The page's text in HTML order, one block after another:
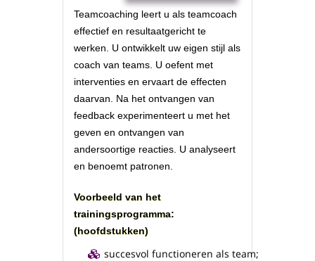
Teamcoaching leert u als teamcoach
effectief en resultaatgericht te
werken. U ontwikkelt uw eigen stijl als
coach van teams. U oefent met
interventies en ervaart de effecten
daarvan. Na het ontvangen van
feedback experimenteert u met het
geven en ontvangen van
andersoortige reacties. U analyseert
en benoemt patronen.
Voorbeeld van het
trainingsprogramma:
(hoofdstukken)
succesvol functioneren als team;